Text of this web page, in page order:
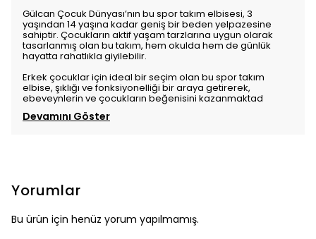
Gülcan Çocuk Dünyası’nın bu spor takım elbisesi, 3
yaşından 14 yaşına kadar geniş bir beden yelpazesine
sahiptir. Çocukların aktif yaşam tarzlarına uygun olarak
tasarlanmış olan bu takım, hem okulda hem de günlük
hayatta rahatlıkla giyilebilir.
Erkek çocuklar için ideal bir seçim olan bu spor takım
elbise, şıklığı ve fonksiyonelliği bir araya getirerek,
ebeveynlerin ve çocukların beğenisini kazanmaktad
Devamını Göster
Yorumlar
Bu ürün için henüz yorum yapılmamış.